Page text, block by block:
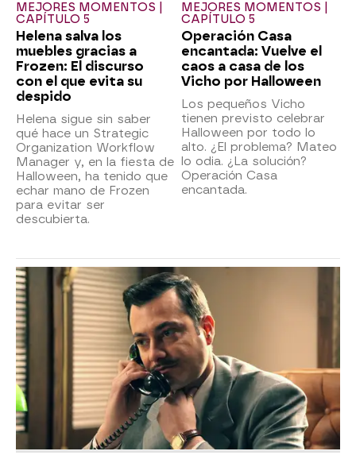
MEJORES MOMENTOS |
CAPÍTULO 5
Helena salva los
muebles gracias a
Frozen: El discurso
con el que evita su
despido
Helena sigue sin saber
qué hace un Strategic
Organization Workflow
Manager y, en la fiesta de
Halloween, ha tenido que
echar mano de Frozen
para evitar ser
descubierta.
MEJORES MOMENTOS |
CAPÍTULO 5
Operación Casa
encantada: Vuelve el
caos a casa de los
Vicho por Halloween
Los pequeños Vicho
tienen previsto celebrar
Halloween por todo lo
alto. ¿El problema? Mateo
lo odia. ¿La solución?
Operación Casa
encantada.